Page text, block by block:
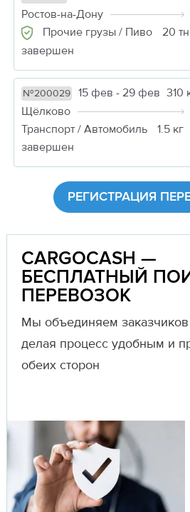
Ростов-на-Дону
Прочие грузы / Пиво
20 тн
завершен
№200029 15 фев - 29 фев 310
Щёлково
Транспорт / Автомобиль
1.5 кг
завершен
РЕГИСТРАЦИЯ
CARGOCASH —
БЕСПЛАТНЫЙ
ПЕРЕВОЗОК
Мы объединяем
делая процесс удобным и
обеих сторон